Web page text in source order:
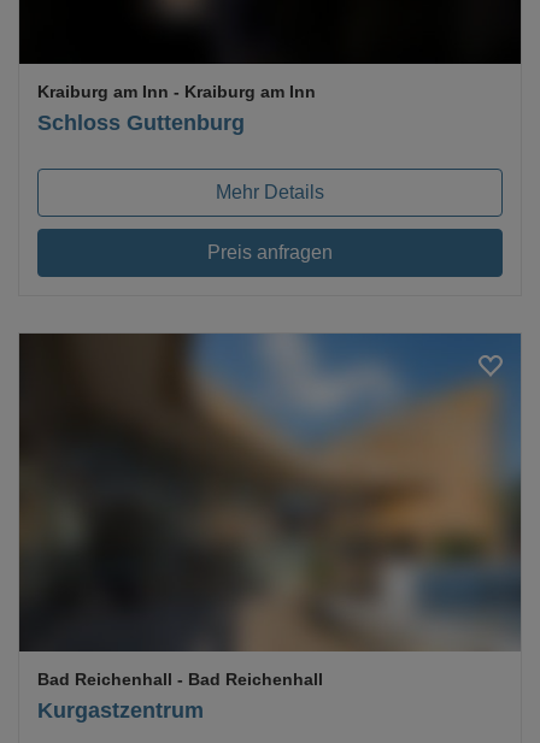
Schloss Guttenburg
Kraiburg am Inn - Kraiburg am Inn
Mehr Details
Preis anfragen
Kurgastzentrum
Bad Reichenhall - Bad Reichenhall